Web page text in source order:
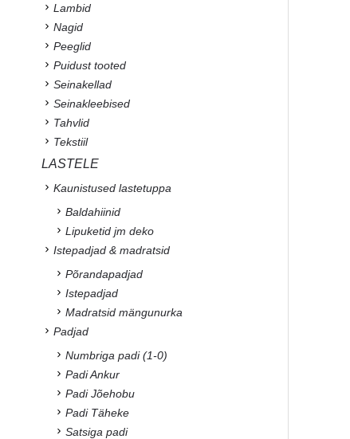
Lambid
Nagid
Peeglid
Puidust tooted
Seinakellad
Seinakleebised
Tahvlid
Tekstiil
LASTELE
Kaunistused lastetuppa
Baldahiinid
Lipuketid jm deko
Istepadjad & madratsid
Põrandapadjad
Istepadjad
Madratsid mängunurka
Padjad
Numbriga padi (1-0)
Padi Ankur
Padi Jõehobu
Padi Täheke
Satsiga padi